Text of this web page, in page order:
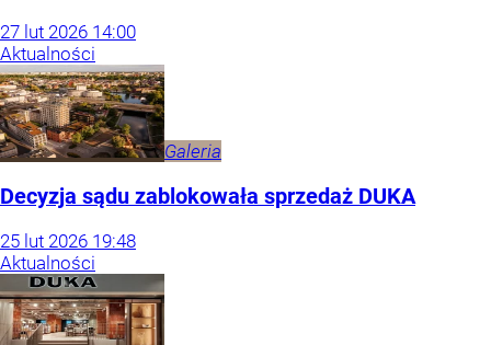
27 lut 2026 14:00
Aktualności
Galeria
Decyzja sądu zablokowała sprzedaż DUKA
25 lut 2026 19:48
Aktualności